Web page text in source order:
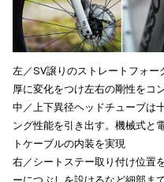
左／SV譲りのストレートフォ
厚に変化をつけ左右の剛性をコ
中／上下異径ヘッドチューブは
ング性能を引き出す。機械式と
トケーブルの内装を実現
右／シートステー取り付け位置